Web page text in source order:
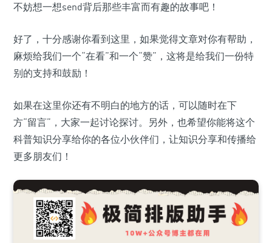
不妨想一想send背后那些丰富而有趣的故事吧！
好了，十分感谢你看到这里，如果觉得文章对你有帮助，
麻烦给我们一个“在看”和一个“赞”，这将是给我们一份特
别的支持和鼓励！
如果在这里你还有不明白的地方的话，可以随时在下
方“留言”，大家一起讨论探讨。另外，也希望你能将这个
科普知识分享给你的各位小伙伴们，让知识分享和传播给
更多朋友们！